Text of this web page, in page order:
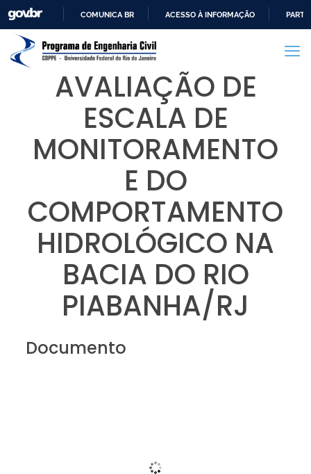
PARA
CONTEÚDO
COMUNICA BR ACESSO À INFORMAÇÃO
AVALIAÇÃO DE
ESCALA DE
MONITORAMENTO
E DO
COMPORTAMENTO
HIDROLÓGICO NA
BACIA DO RIO
PIABANHA/RJ
Documento